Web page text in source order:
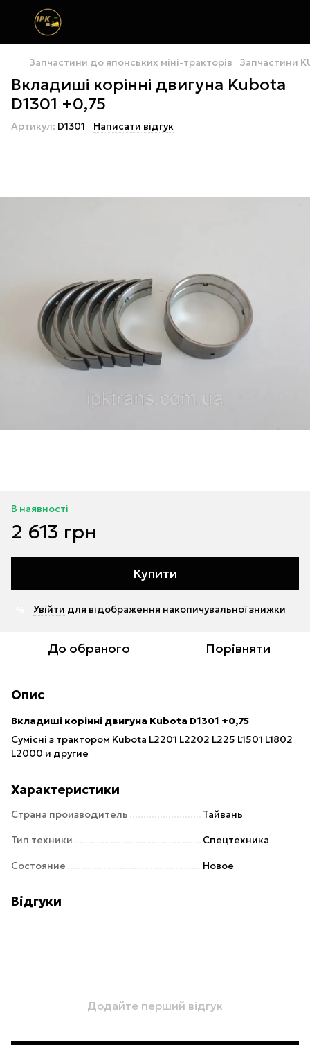
Запчастини до японських міні-тракторів Запчастини
Вкладиші корінні двигуна Kubota
D1301 +0,75
Артикул: D1301 Написати відгук
В наявності
2 613 грн
Купити
Увійти для відображення накопичувальної знижки
До обраного Порівняти
Опис
Вкладиші корінні двигуна Kubota D1301 +0,75
Сумісні з трактором Kubota L2201 L2202 L225 L1501 L1802
L2000 и другие
Характеристики
Страна производитель Тайвань
Тип техники Спецтехника
Состояние Новое
Відгуки
Додайте перший відгук